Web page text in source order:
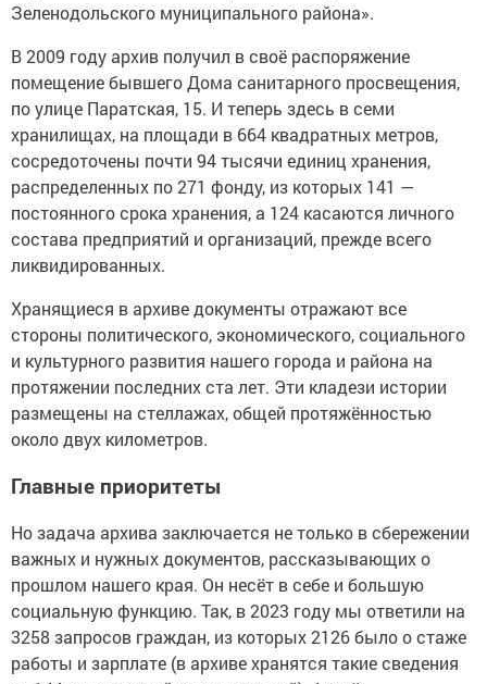
Зеленодольского муниципального района».
В 2009 году архив получил в своё распоряжение
помещение бывшего Дома санитарного просвещения,
по улице Паратская, 15. И теперь здесь в семи
хранилищах, на площади в 664 квадратных метров,
сосредоточены почти 94 тысячи единиц хранения,
распределенных по 271 фонду, из которых 141 —
постоянного срока хранения, а 124 касаются личного
состава предприятий и организаций, прежде всего
ликвидированных.
Хранящиеся в архиве документы отражают все
стороны политического, экономического, социального
и культурного развития нашего города и района на
протяжении последних ста лет. Эти кладези истории
размещены на стеллажах, общей протяжённостью
около двух километров.
Главные приоритеты
Но задача архива заключается не только в сбережении
важных и нужных документов, рассказывающих о
прошлом нашего края. Он несёт в себе и большую
социальную функцию. Так, в 2023 году мы ответили на
3258 запросов граждан, из которых 2126 было о стаже
работы и зарплате (в архиве хранятся такие сведения